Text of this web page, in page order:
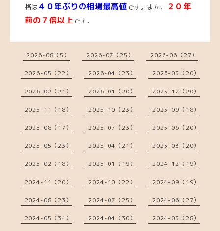
格は ４０年ぶりの相場最高値です。また、
２０年
前の７倍以上です。
2026-08（5） 2026-07（25） 2026-06（27）
2026-05（22） 2026-04（23） 2026-03（20）
2026-02（21） 2026-01（20） 2025-12（20）
2025-11（18） 2025-10（23） 2025-09（18）
2025-08（17） 2025-07（23） 2025-06（20）
2025-05（23） 2025-04（21） 2025-03（20）
2025-02（18） 2025-01（19） 2024-12（19）
2024-11（20） 2024-10（22） 2024-09（19）
2024-08（23） 2024-07（25） 2024-06（27）
2024-05（34） 2024-04（30） 2024-03（28）